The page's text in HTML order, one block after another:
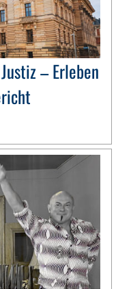
– Erleben